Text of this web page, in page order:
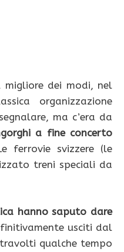
dei modi, nel
organizzazione
ma c’era da
a fine concerto
ferrovie svizzere (le
treni speciali da
hanno saputo dare
usciti dal
qualche tempo